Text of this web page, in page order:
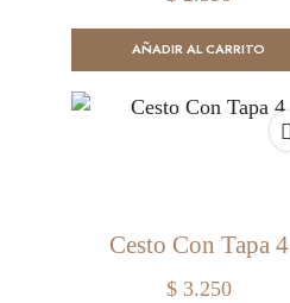
AÑADIR AL CARRITO
Cesto Con Tapa 4
$3.250